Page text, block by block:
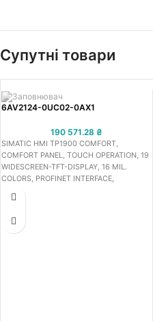
Супутні товари
6AV2124-0UC02-0AX1
190 571.28 ₴
SIMATIC HMI TP1900 COMFORT,
COMFORT PANEL, TOUCH OPERATION, 19
WIDESCREEN-TFT-DISPLAY, 16 MIL.
COLORS, PROFINET INTERFACE,
USER MEMORY, WEC 2013,
V14 SP1 WITH HSP